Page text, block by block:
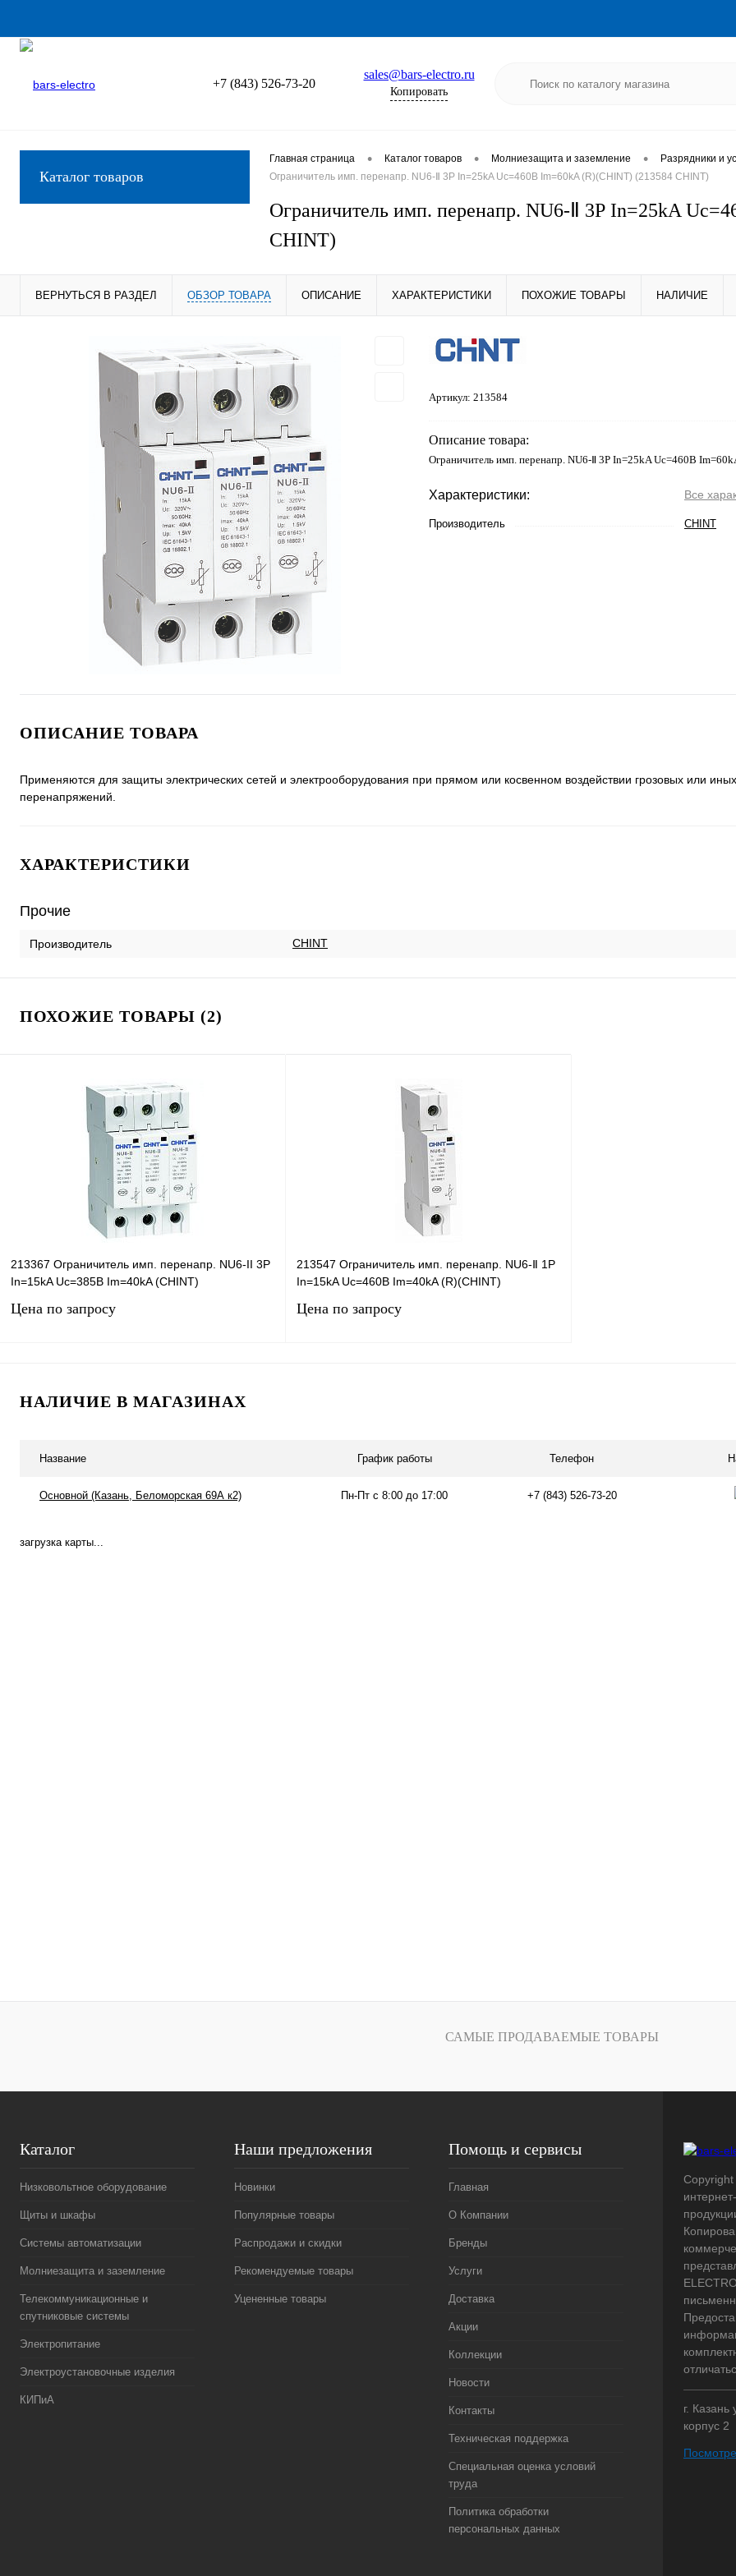
+7 (843) 526-73-20
sales@bars-electro.ru
Копировать
Каталог товаров
Главная страница • Каталог товаров • Молниезащита и заземление •
Разрядники и
Ограничитель имп. перенапр. NU6-Ⅱ 3Р In=25kA Uc=460B Im=60kA (R)(CHINT) (213584 CHINT)
Ограничитель имп. перенапр. NU6-Ⅱ 3Р In=25kA
CHINT)
ВЕРНУТЬСЯ В РАЗДЕЛ ОБЗОР ТОВАРА ОПИСАНИЕ ХАРАКТЕРИСТИКИ ПОХОЖИЕ ТОВАРЫ НАЛИЧИЕ
Артикул: 213584
Описание товара:
Ограничитель имп. перенапр. NU6-Ⅱ 3Р In=25kA Uc=460B
Характеристики: Все
Производитель CHINT
ОПИСАНИЕ ТОВАРА
Применяются для защиты электрических сетей и электрооборудования при прямом или косвенном воздействии грозовых или
перенапряжений.
ХАРАКТЕРИСТИКИ
Прочие
Производитель CHINT
ПОХОЖИЕ ТОВАРЫ (2)
213367 Ограничитель имп. перенапр. NU6-II 3Р
In=15kA Uc=385B Im=40kA (CHINT)
Цена по запросу
213547 Ограничитель имп. перенапр. NU6-Ⅱ 1Р
In=15kA Uc=460B Im=40kA (R)(CHINT)
Цена по запросу
НАЛИЧИЕ В МАГАЗИНАХ
Название График работы Телефон
Основной (Казань, Беломорская 69А к2) Пн-Пт с 8:00 до 17:00 +7 (843) 526-73-20
загрузка карты...
САМЫЕ ПРОДАВАЕМЫЕ ТОВАРЫ
Каталог
Низковольтное оборудование
Щиты и шкафы
Системы автоматизации
Молниезащита и заземление
Телекоммуникационные и
спутниковые системы
Электропитание
Электроустановочные изделия
КИПиА
Наши предложения
Новинки
Популярные товары
Распродажи и скидки
Рекомендуемые товары
Уцененные товары
Помощь и сервисы
Главная
О Компании
Бренды
Услуги
Доставка
Акции
Коллекции
Новости
Контакты
Техническая поддержка
Специальная оценка условий
труда
Политика обработки
персональных данных
г.
корпус 2